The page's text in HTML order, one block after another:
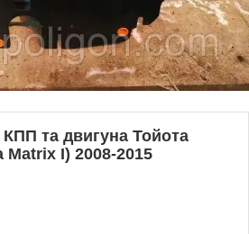
КПП та двигуна Тойота
Matrix I) 2008-2015